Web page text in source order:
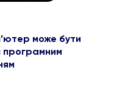
може бути
програмним